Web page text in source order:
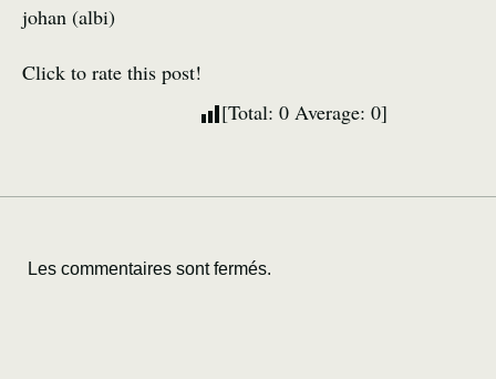
johan (albi)
Click to rate this post!
[Total: 0 Average: 0]
Les commentaires sont fermés.